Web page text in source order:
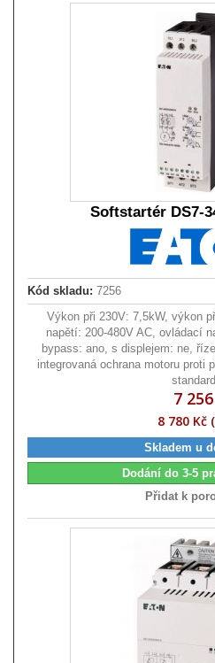
Softstartér DS7-
Kód skladu: 7256
Výkon při 230V: 7,5kW, výkon
napětí: 200-480V AC, ovládací
bypass: ano, s displejem: ne,
integrovaná ochrana motoru proti
7
8 780 Kč
Skladem u
Dodání do 3-5
Přidat k